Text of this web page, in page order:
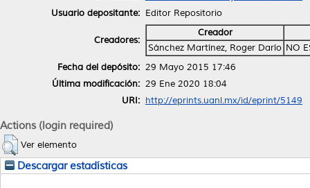
Usuario depositante: Editor Repositorio
Creadores:
Creador
Sánchez Martínez, Roger Darío NO
Fecha del depósito: 29 Mayo 2015 17:46
Última modificación: 29 Ene 2020 18:04
URI: http://eprints.uanl.mx/id/eprint/5149
Actions (login required)
Ver elemento
Descargar estadísticas